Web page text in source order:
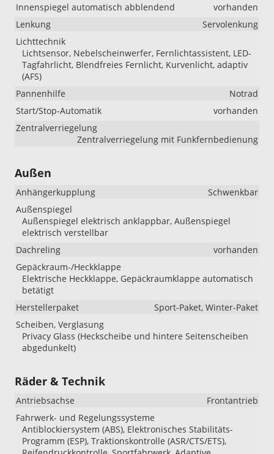
Innenspiegel automatisch abblendend
vorhanden
Lenkung
Servolenkung
Lichttechnik
Lichtsensor, Nebelscheinwerfer, Fernlichtassistent, LED-
Tagfahrlicht, Blendfreies Fernlicht, Kurvenlicht, adaptiv
(AFS)
Pannenhilfe
Notrad
Start/Stop-Automatik
vorhanden
Zentralverriegelung
Zentralverriegelung mit Funkfernbedienung
Außen
Anhängerkupplung
Schwenkbar
Außenspiegel
Außenspiegel elektrisch anklappbar, Außenspiegel
elektrisch verstellbar
Dachreling
vorhanden
Gepäckraum-/Heckklappe
Elektrische Heckklappe, Gepäckraumklappe automatisch
betätigt
Herstellerpaket
Sport-Paket, Winter-Paket
Scheiben, Verglasung
Privacy Glass (Heckscheibe und hintere Seitenscheiben
abgedunkelt)
Räder & Technik
Antriebsachse
Frontantrieb
Fahrwerk- und Regelungssysteme
Antiblockiersystem (ABS), Elektronisches Stabilitäts-
Programm (ESP), Traktionskontrolle (ASR/CTS/ETS),